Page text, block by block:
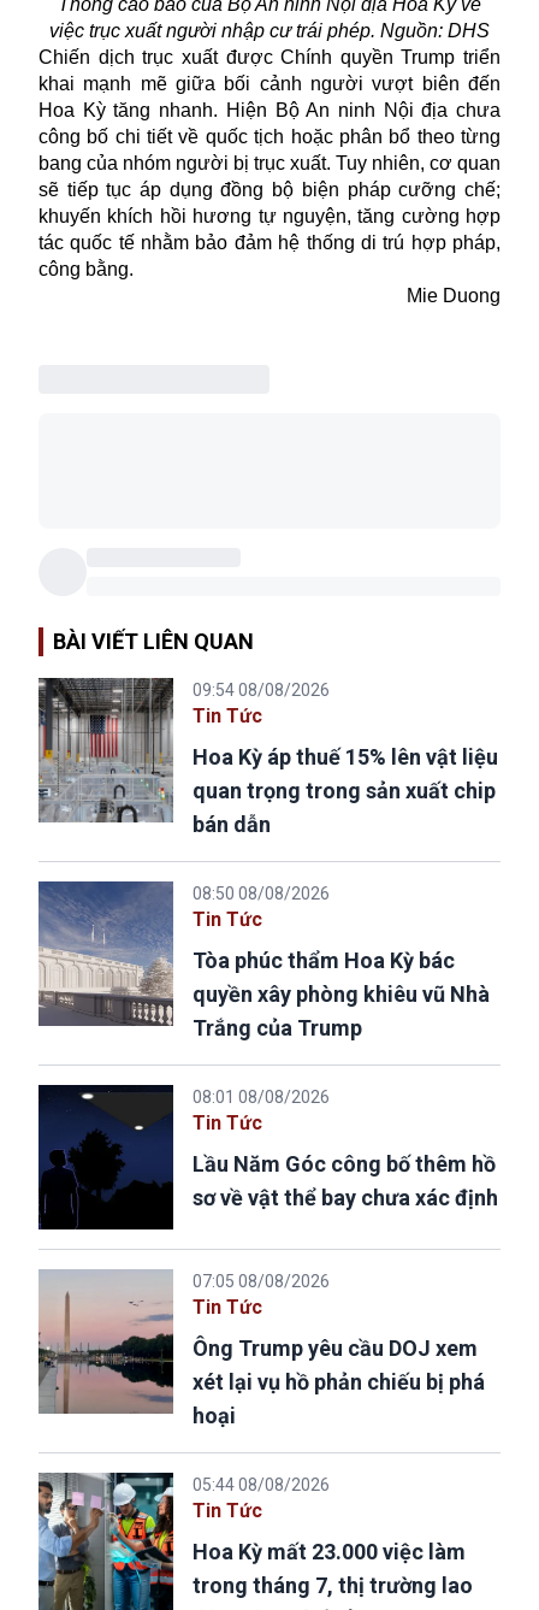
Thông cáo báo của Bộ An ninh Nội địa Hoa Kỳ về
việc trục xuất người nhập cư trái phép. Nguồn: DHS
Chiến dịch trục xuất được Chính quyền Trump triển
khai mạnh mẽ giữa bối cảnh người vượt biên đến
Hoa Kỳ tăng nhanh. Hiện Bộ An ninh Nội địa chưa
công bố chi tiết về quốc tịch hoặc phân bổ theo từng
bang của nhóm người bị trục xuất. Tuy nhiên, cơ quan
sẽ tiếp tục áp dụng đồng bộ biện pháp cưỡng chế;
khuyến khích hồi hương tự nguyện, tăng cường hợp
tác quốc tế nhằm bảo đảm hệ thống di trú hợp pháp,
công bằng.
Mie Duong
BÀI VIẾT LIÊN QUAN
09:54 08/08/2026
Tin Tức
Hoa Kỳ áp thuế 15% lên vật liệu
quan trọng trong sản xuất chip
bán dẫn
08:50 08/08/2026
Tin Tức
Tòa phúc thẩm Hoa Kỳ bác
quyền xây phòng khiêu vũ Nhà
Trắng của Trump
08:01 08/08/2026
Tin Tức
Lầu Năm Góc công bố thêm hồ
sơ về vật thể bay chưa xác định
07:05 08/08/2026
Tin Tức
Ông Trump yêu cầu DOJ xem
xét lại vụ hồ phản chiếu bị phá
hoại
05:44 08/08/2026
Tin Tức
Hoa Kỳ mất 23.000 việc làm
trong tháng 7, thị trường lao